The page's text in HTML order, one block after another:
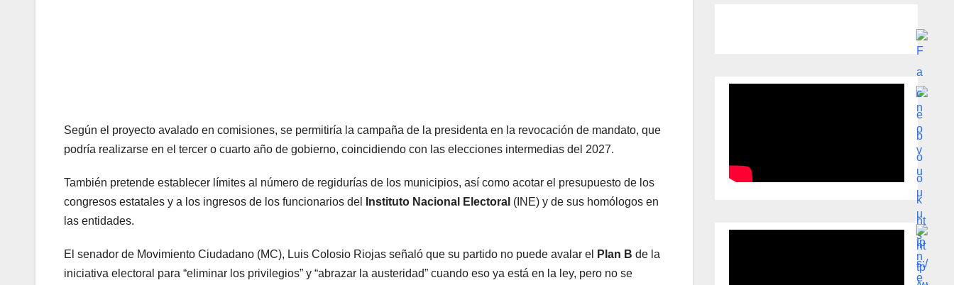
Según el proyecto avalado en comisiones, se permitiría la campaña de la presidenta en la revocación de mandato, que
podría realizarse en el tercer o cuarto año de gobierno, coincidiendo con las elecciones intermedias del 2027.
También pretende establecer límites al número de regidurías de los municipios, así como acotar el presupuesto de los
congresos estatales y a los ingresos de los funcionarios del
Instituto Nacional Electoral (INE) y de sus homólogos en
las entidades.
El senador de Movimiento Ciudadano (MC), Luis Colosio Riojas señaló que su partido no puede avalar el Plan B de la
iniciativa electoral para “eliminar los privilegios” y “abrazar la austeridad” cuando eso ya está en la ley, pero no se